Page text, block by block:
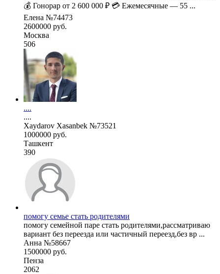
💰 Гонорар от 2 600 000 ₽ 💳 Ежемесячные — 55 ...
Елена №74473
2600000 руб.
Москва
506
....
....
Xaydarov Xasanbek №73521
1000000 руб.
Ташкент
390
помогу семье стать родителями
помогу семейной паре стать родителями,рассматриваю
вариант без переезда или частичный переезд,без вр ...
Анна №58667
1500000 руб.
Пенза
2062